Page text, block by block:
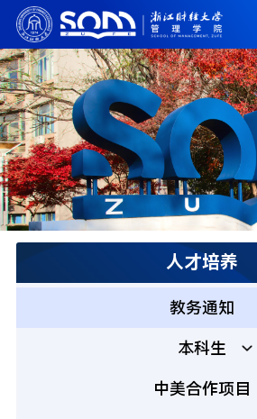
人才培养
教务通知
本科生
中美合作项目